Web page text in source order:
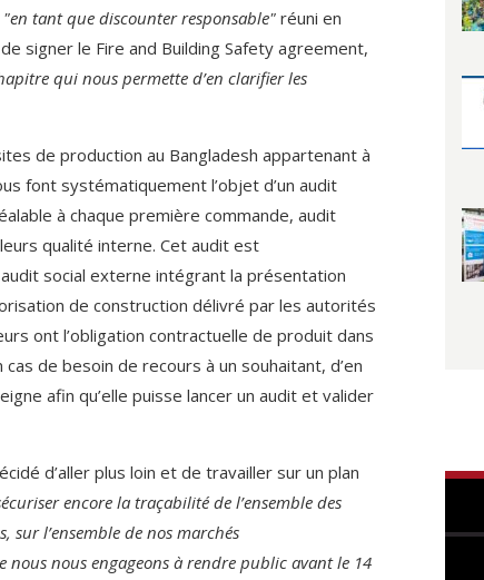
"en tant que discounter responsable"réuni en
signer le Fire and Building Safety agreement,
qui nous permette d’en clarifier les
de production au Bangladesh appartenant à
font systématiquement l’objet d’un audit
à chaque première commande, audit
qualité interne. Cet audit est
social externe intégrant la présentation
de construction délivré par les autorités
ont l’obligation contractuelle de produit dans
de besoin de recours à un souhaitant, d’en
afin qu’elle puisse lancer un audit et valider
d’aller plus loin et de travailler sur un plan
encore la traçabilité de l’ensemble des
sur l’ensemble de nos marchés
nous nous engageons à rendre public avant le 14